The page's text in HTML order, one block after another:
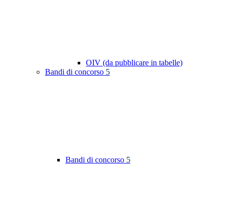
OIV (da pubblicare in tabelle)
Bandi di concorso 5
Bandi di concorso 5